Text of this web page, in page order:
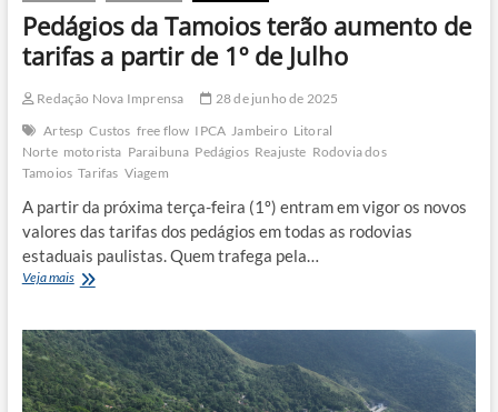
Pedágios da Tamoios terão aumento de
tarifas a partir de 1º de Julho
Redação Nova Imprensa
28 de junho de 2025
Artesp Custos free flow IPCA Jambeiro Litoral
Norte motorista Paraibuna Pedágios Reajuste Rodovia dos
Tamoios Tarifas Viagem
A partir da próxima terça-feira (1º) entram em vigor os novos
valores das tarifas dos pedágios em todas as rodovias
estaduais paulistas. Quem trafega pela…
Veja maisPedágios
terão
aumento
de
tarifas